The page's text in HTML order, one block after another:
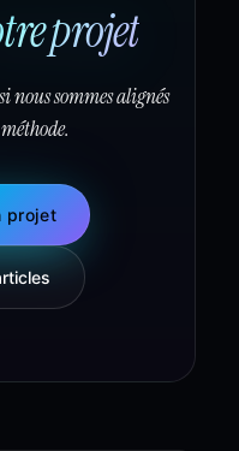
projet
nous sommes alignés
projet